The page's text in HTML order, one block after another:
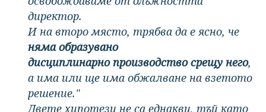
директор.
И на второ място, трябва да е ясно, че
няма образувано
дисциплинарно производство срещу него,
а има или ще има обжалване на взетото
решение."
Двете хипотези не са еднакви, тъй като